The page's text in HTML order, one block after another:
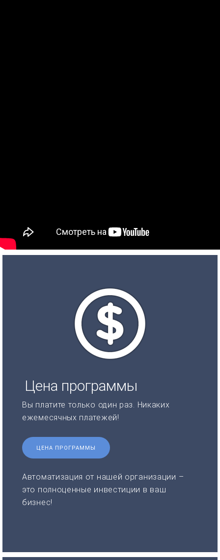
Цена программы
Вы платите только один раз. Никаких
ежемесячных платежей!
ЦЕНА ПРОГРАММЫ
Автоматизация от нашей организации –
это полноценные инвестиции в ваш
бизнес!